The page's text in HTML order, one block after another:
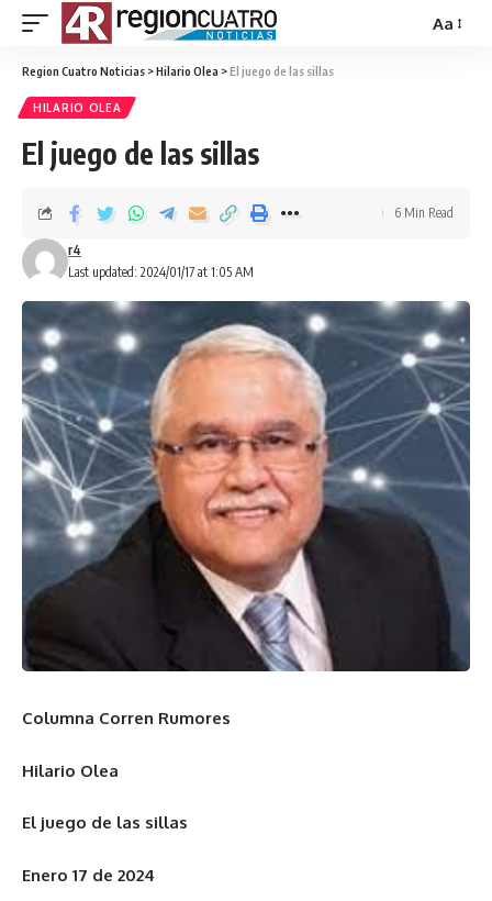
Aa
Region Cuatro Noticias >Hilario Olea >El juego de las sillas
HILARIO OLEA
El juego de las sillas
Last updated: 2024/01/17 at 1:05 AM
r4
6 Min Read
Columna Corren Rumores
Hilario Olea
El juego de las sillas
Enero 17 de 2024